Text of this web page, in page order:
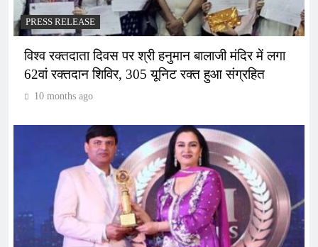
PRESS RELEASE
विश्व रक्तदाता दिवस पर श्री हनुमान बालाजी मंदिर में लगा
62वां रक्तदान शिविर, 305 यूनिट रक्त हुआ संग्रहित
10 months ago